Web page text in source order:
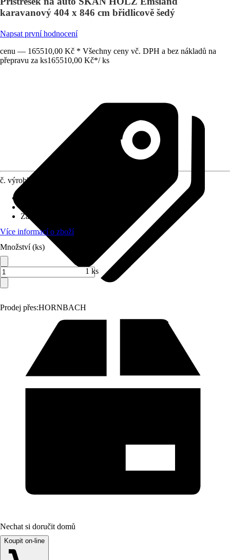
karavanový 404 x 846 cm břidlicově šedý
Napsat první hodnocení
cenu — 165510,00 Kč * Všechny ceny vč. DPH a bez nákladů na
přepravu za ks165510,00 Kč*/ ks
Prodej přes:HORNBACH
č. výrobku
Zatížení sněhem
Více informací o zboží
Množství (ks)
1 ks
Nechat si doručit domů
Koupit on-line